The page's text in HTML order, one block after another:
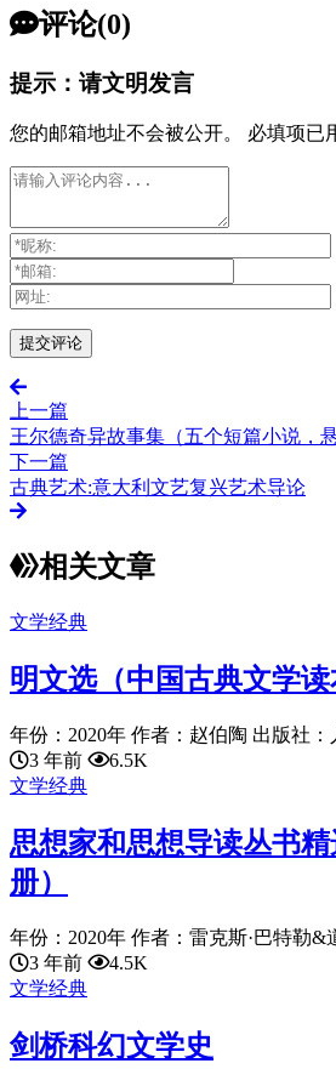
评论(0)
提示：请文明发言
您的邮箱地址不会被公开。 必填项已
上一篇
王尔德奇异故事集（五个短篇小说，
下一篇
古典艺术:意大利文艺复兴艺术导论
相关文章
文学经典
明文选（中国古典文学读
年份：2020年 作者：赵伯陶 出版社：
3 年前
6.5K
文学经典
思想家和思想导读丛书
册）
年份：2020年 作者：雷克斯·巴特勒&
3 年前
4.5K
文学经典
剑桥科幻文学史